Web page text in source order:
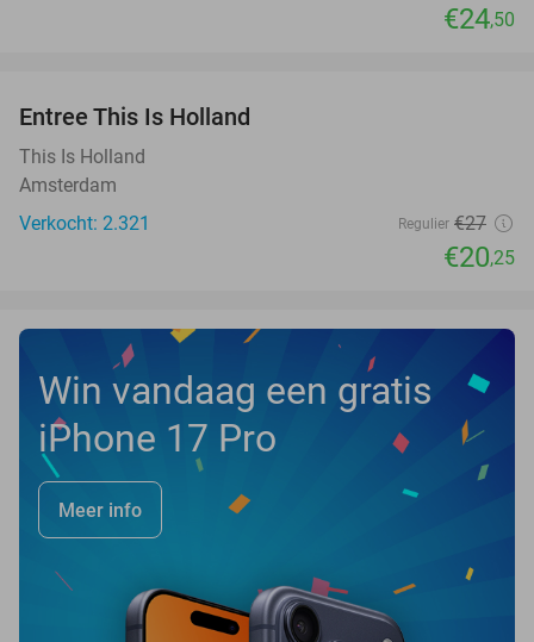
€24,50
Entree This Is Holland
This Is Holland
Amsterdam
Verkocht: 2.321
Regulier €27
€20,25
Win vandaag een gratis
iPhone 17 Pro
Meer info